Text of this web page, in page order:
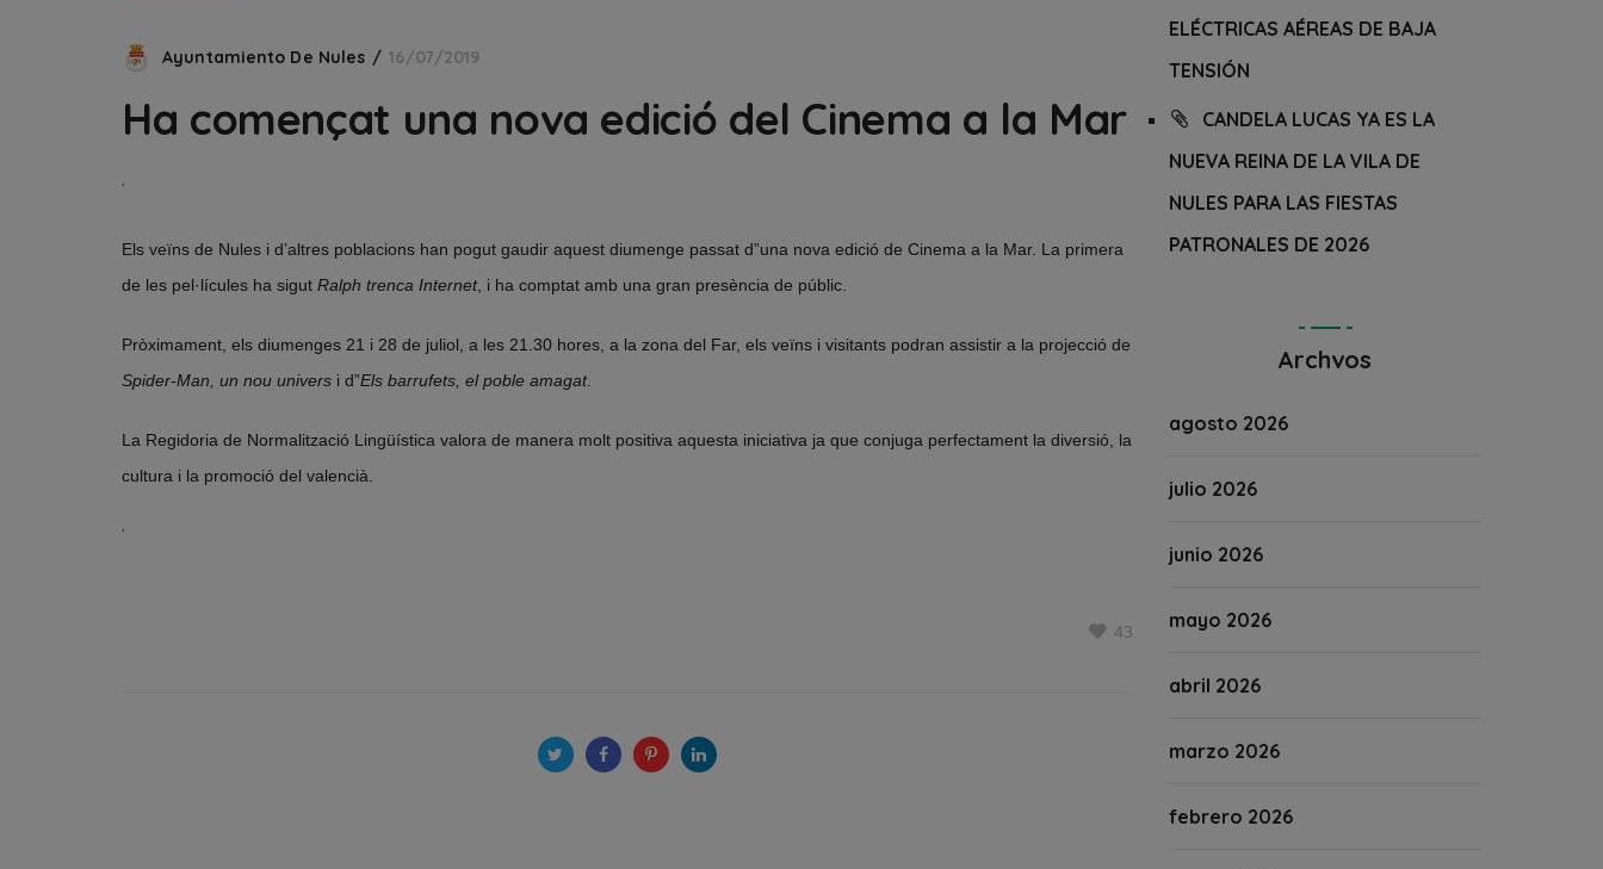
Ayuntamiento De Nules 16/07/2019
Ha començat una nova edició del Cinema a la Mar
‘
Els veïns de Nules i d’altres poblacions han pogut gaudir aquest diumenge passat d”una nova edició de Cinema a la Mar. La primera
de les pel·lícules ha sigut Ralph trenca Internet, i ha comptat amb una gran presència de públic.
Pròximament, els diumenges 21 i 28 de juliol, a les 21.30 hores, a la zona del Far, els veïns i visitants podran assistir a la projecció de
Spider-Man, un nou univers i d”Els barrufets, el poble amagat.
La Regidoria de Normalització Lingüística valora de manera molt positiva aquesta iniciativa ja que conjuga perfectament la diversió, la
cultura i la promoció del valencià.
‘
43
ELÉCTRICAS AÉREAS DE BAJA
TENSIÓN
CANDELA LUCAS YA ES LA
NUEVA REINA DE LA VILA DE
NULES PARA LAS FIESTAS
PATRONALES DE 2026
Archvos
agosto 2026
julio 2026
junio 2026
mayo 2026
abril 2026
marzo 2026
febrero 2026